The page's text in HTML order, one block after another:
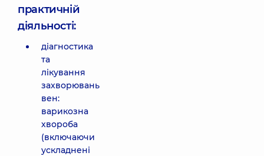
практичній
діяльності:
діагностика
та
лікування
захворювань
вен:
варикозна
хвороба
(включаючи
ускладнені